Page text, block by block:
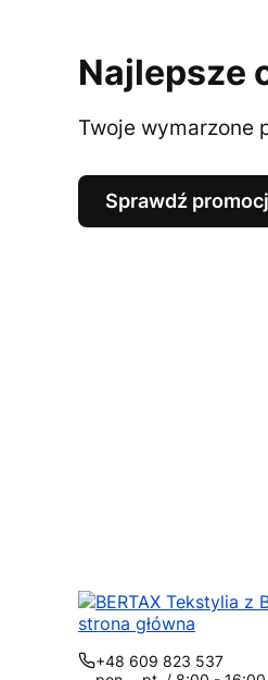
Najlepsze
Twoje wymarzone
Sprawdź
+48 609 823 537